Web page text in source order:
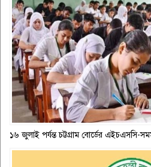
১৬ জুলাই পর্যন্ত চট্টগ্রাম বোর্ডের এইচএসসি-